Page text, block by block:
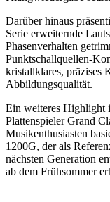
Darüber hinaus
Serie erweiternde
Phasenverhalten
Punktschallquellen-
kristallklares, präzises
Abbildungsqualität.
Ein weiteres Highlight
Plattenspieler Grand
Musikenthusiasten
1200G, der als
nächsten Generation
ab dem Frühsommer